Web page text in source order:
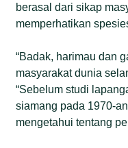
berasal dari sikap
memperhatikan
“Badak, harimau dan
masyarakat dunia
“Sebelum studi
siamang pada 1970-
mengetahui tentang